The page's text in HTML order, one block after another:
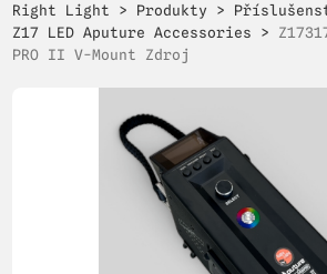
Right Light > Produkty >
Z17 LED Aputure Accessories >
PRO II V-Mount Zdroj